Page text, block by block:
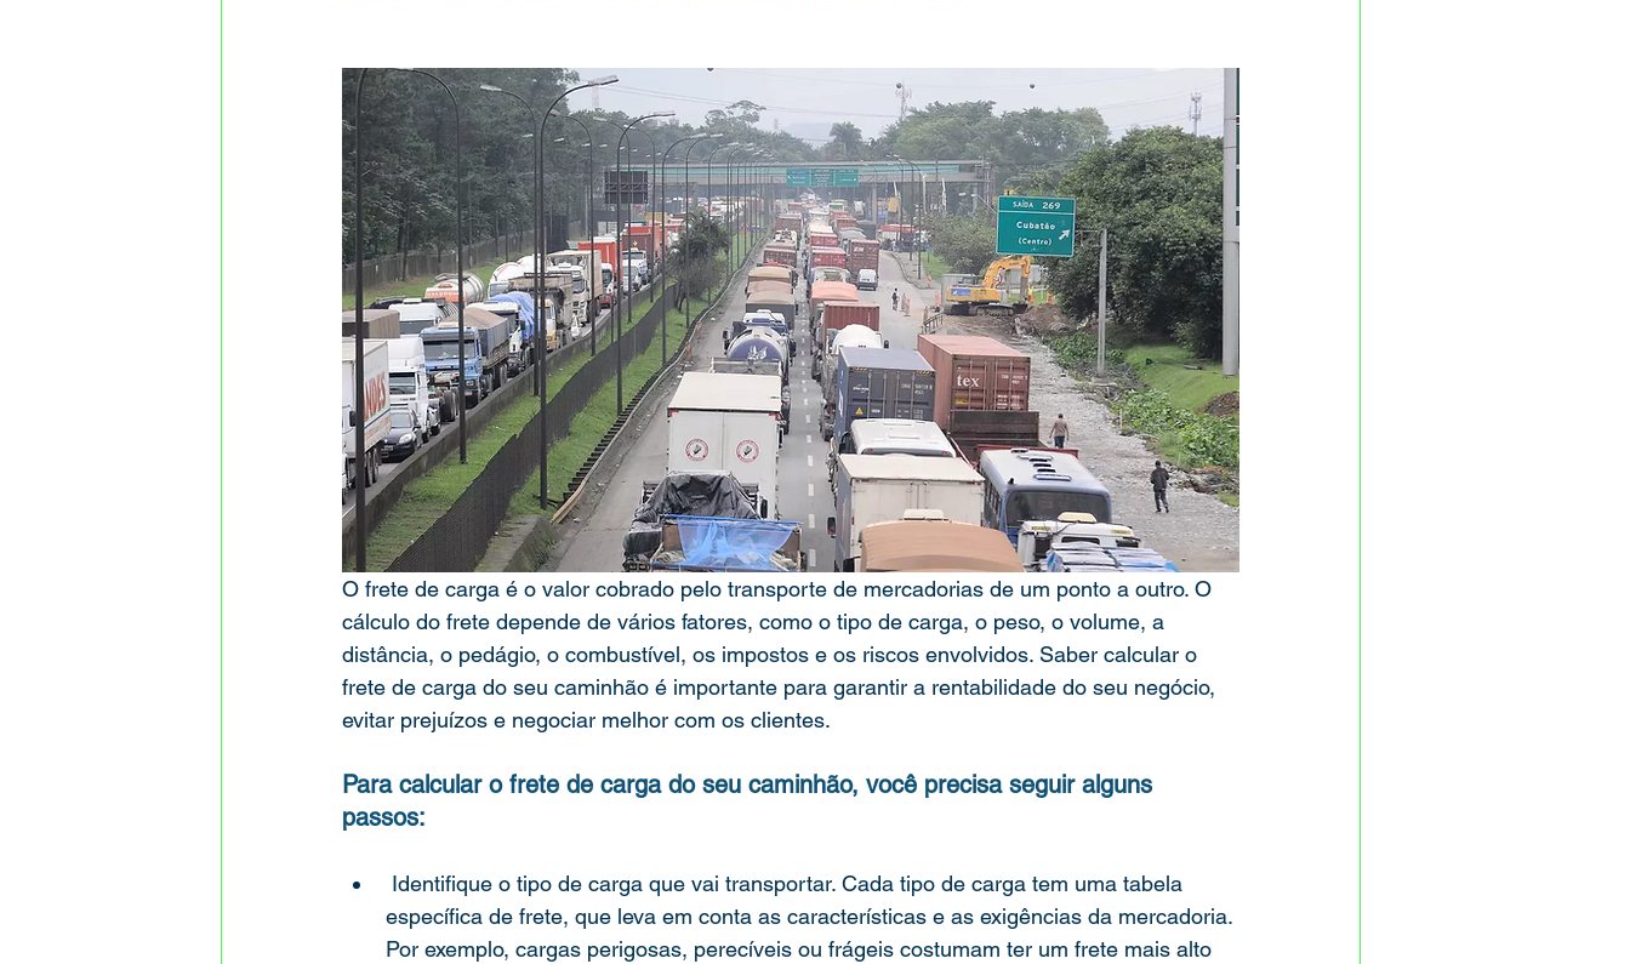
O frete de carga é o valor cobrado pelo transporte de mercadorias de um ponto a outro. O
cálculo do frete depende de vários fatores, como o tipo de carga, o peso, o volume, a
distância, o pedágio, o combustível, os impostos e os riscos envolvidos. Saber calcular o
frete de carga do seu caminhão é importante para garantir a rentabilidade do seu negócio,
evitar prejuízos e negociar melhor com os clientes.
Para calcular o frete de carga do seu caminhão, você precisa seguir alguns
passos:
específica de frete, que leva em conta as características e as exigências da mercadoria.
Por exemplo, cargas perigosas, perecíveis ou frágeis costumam ter um frete mais alto